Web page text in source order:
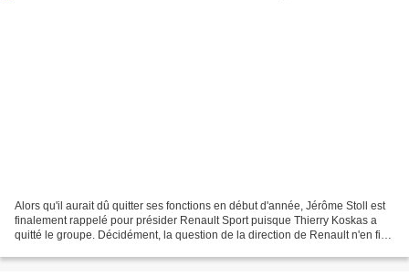
Alors qu'il aurait dû quitter ses fonctions en début d'année, Jérôme Stoll est
finalement rappelé pour présider Renault Sport puisque Thierry Koskas a
quitté le groupe. Décidément, la question de la direction de Renault n'en finit